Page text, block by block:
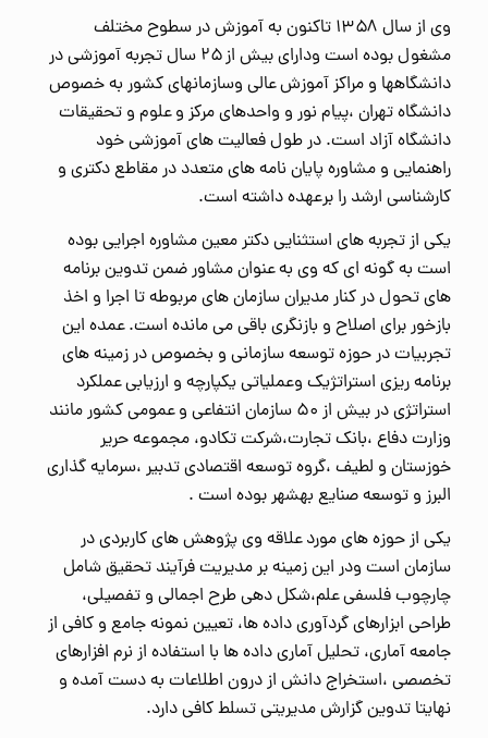
وی از سال ۱۳۵۸ تاکنون به آموزش در سطوح مختلف
مشغول بوده است ودارای بیش از ۲۵ سال تجربه آموزشی در
دانشگاهها و مراکز آموزش عالی وسازمانهای کشور به خصوص
دانشگاه تهران ،پیام نور و واحدهای مرکز و علوم و تحقیقات
دانشگاه آزاد است. در طول فعالیت های آموزشی خود
راهنمایی و مشاوره پایان نامه های متعدد در مقاطع دکتری و
کارشناسی ارشد را برعهده داشته است.
یکی از تجربه های استثنایی دکتر معین مشاوره اجرایی بوده
است به گونه ای که وی به عنوان مشاور ضمن تدوین برنامه
های تحول در کنار مدیران سازمان های مربوطه تا اجرا و اخذ
بازخور برای اصلاح و بازنگری باقی می مانده است. عمده این
تجربیات در حوزه توسعه سازمانی و بخصوص در زمینه های
برنامه ریزی استراتژیک وعملیاتی یکپارچه و ارزیابی عملکرد
استراتژی در بیش از ۵۰ سازمان انتفاعی و عمومی کشور مانند
وزارت دفاع ،بانک تجارت،شرکت تکادو، مجموعه حریر
خوزستان و لطیف ،گروه توسعه اقتصادی تدبیر ،سرمایه گذاری
البرز و توسعه صنایع بهشهر بوده است .
یکی از حوزه های مورد علاقه وی پژوهش های کاربردی در
سازمان است ودر این زمینه بر مدیریت فرآیند تحقیق شامل
چارچوب فلسفی علم،شکل دهی طرح اجمالی و تفصیلی،
طراحی ابزارهای گردآوری داده ها، تعیین نمونه جامع و کافی از
جامعه آماری، تحلیل آماری داده ها با استفاده از نرم افزارهای
تخصصی ،استخراج دانش از درون اطلاعات به دست آمده و
نهایتا تدوین گزارش مدیریتی تسلط کافی دارد.